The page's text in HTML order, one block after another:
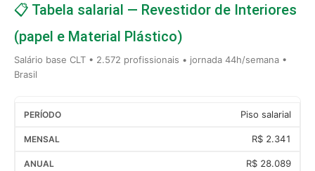
📋 Tabela salarial — Revestidor de Interiores
(papel e Material Plástico)
Salário base CLT • 2.572 profissionais • jornada 44h/semana •
Brasil
Piso salarial
R$ 2.341
R$ 28.089